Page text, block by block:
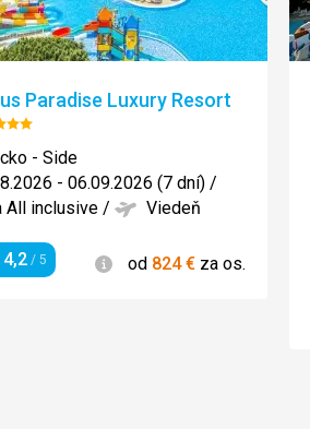
Paradise Luxury Resort
- Side
- 06.09.2026 (7 dní) /
All inclusive / Viedeň
4,2 / 5 Informácie
od 824€ za os.